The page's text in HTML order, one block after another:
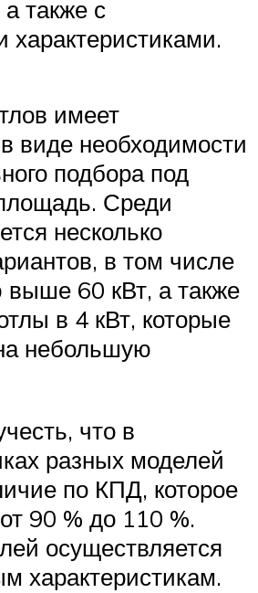
также с
характеристиками.
имеет
виде необходимости
подбора под
Среди
несколько
в том числе
60 кВт, а также
в 4 кВт, которые
небольшую
что в
разных моделей
по КПД, которое
90 % до 110 %.
осуществляется
характеристикам.